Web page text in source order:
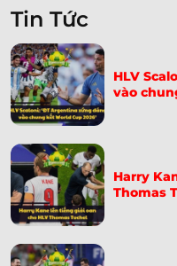
➤ ĐT Pháp đại thắng
➤ Fan Trăm Tuổi
Kana
➤ Iran Tố Chịu Nhiều
➤ Paraguay Tiễn Thổ
65
Soi Kèo Na Uy Vs
Định World Cup 2026
Tin Tức
HLV
vào
Harry
Thomas